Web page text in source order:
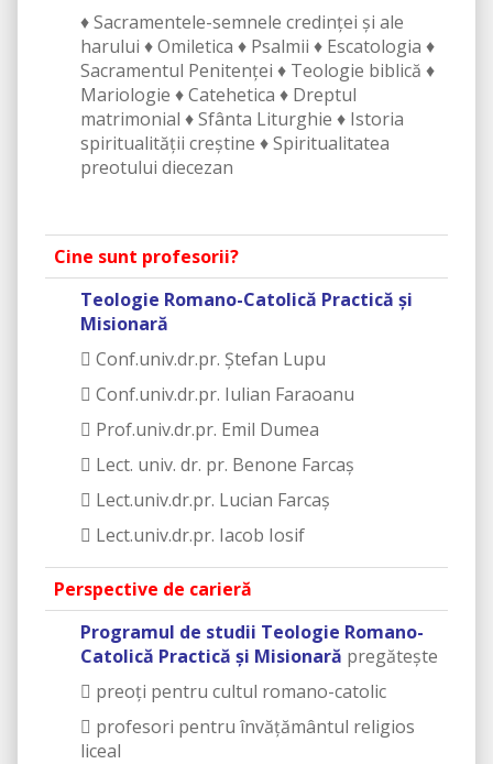
♦ Sacramentele-semnele credinței și ale
harului ♦ Omiletica ♦ Psalmii ♦ Escatologia ♦
Sacramentul Penitenței ♦ Teologie biblică ♦
Mariologie ♦ Catehetica ♦ Dreptul
matrimonial ♦ Sfânta Liturghie ♦ Istoria
spiritualității creștine ♦ Spiritualitatea
preotului diecezan
Cine sunt profesorii?
Teologie Romano-Catolică Practică și
Misionară
 Conf.univ.dr.pr. Ştefan Lupu
 Conf.univ.dr.pr. Iulian Faraoanu
 Prof.univ.dr.pr. Emil Dumea
 Lect. univ. dr. pr. Benone Farcaș
 Lect.univ.dr.pr. Lucian Farcaş
 Lect.univ.dr.pr. Iacob Iosif
Perspective de carieră
Programul de studii Teologie Romano-
Catolică Practică și Misionară pregătește
 preoți pentru cultul romano-catolic
 profesori pentru învățământul religios
liceal